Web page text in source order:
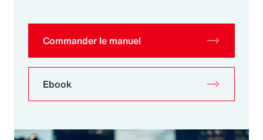
Commander le manuel
Ebook